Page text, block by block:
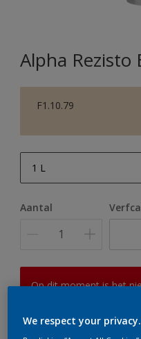
Alpha Rezisto
F1.10.79
1 L
10 L
Aantal
Op dit moment is het
er hard aan om de
We respect your privacy.